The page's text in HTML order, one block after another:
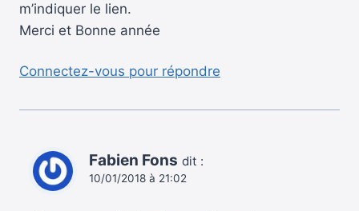
m’indiquer le lien.
Merci et Bonne année
Connectez-vous pour répondre
Fabien Fons dit :
10/01/2018 à 21:02